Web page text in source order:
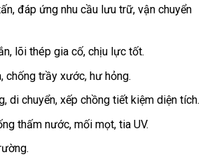
đáp ứng nhu cầu lưu trữ, vận chuyển
lõi thép gia cố, chịu lực tốt.
chống trầy xước, hư hỏng.
di chuyển, xếp chồng tiết kiệm diện tích.
thấm nước, mối mọt, tia UV.